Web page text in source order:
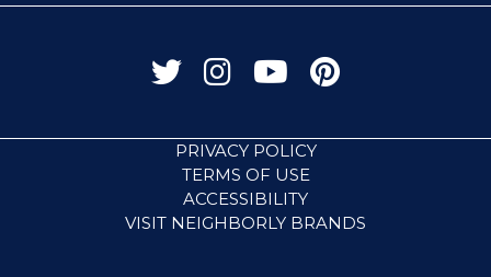
PRIVACY POLICY
TERMS OF USE
ACCESSIBILITY
VISIT NEIGHBORLY BRANDS